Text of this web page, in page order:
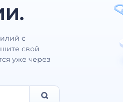
с
свой
уже через